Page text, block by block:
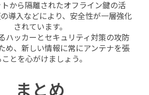
から隔離されたオフライン鍵の活
導入などにより、安全性が一層強化
されています。
ハッカーとセキュリティ対策の攻防
め、新しい情報に常にアンテナを張
ことを心がけましょう。
まとめ